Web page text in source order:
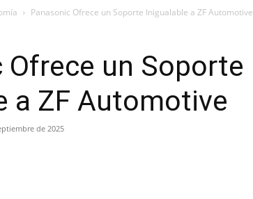
Panasonic Ofrece un Soporte Inigualable a ZF Automotive
Ofrece un Soporte
a ZF Automotive
de 2025